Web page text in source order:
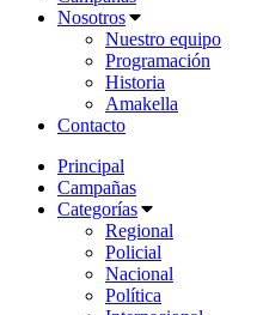
Nosotros
Nuestro equipo
Programación
Historia
Amakella
Contacto
Principal
Campañas
Categorías
Regional
Policial
Nacional
Política